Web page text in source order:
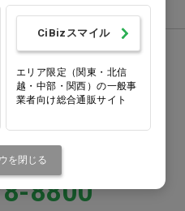
い合わせ
は
8800
CiBizスマイル
エリア限定（関東・北信
越・中部・関西）の一般事
業者向け総合通販サイト
を閉じる